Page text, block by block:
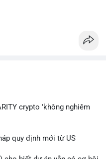
crypto 'không nghiêm
quy định mới từ US